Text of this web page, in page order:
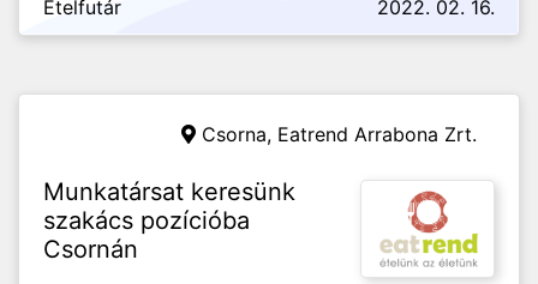
Ételfutár 2022. 02. 16.
Csorna, Eatrend Arrabona Zrt.
Munkatársat keresünk
szakács pozícióba
Csornán